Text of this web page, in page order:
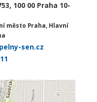
100 00 Praha 10-
město Praha, Hlavní
sen.cz